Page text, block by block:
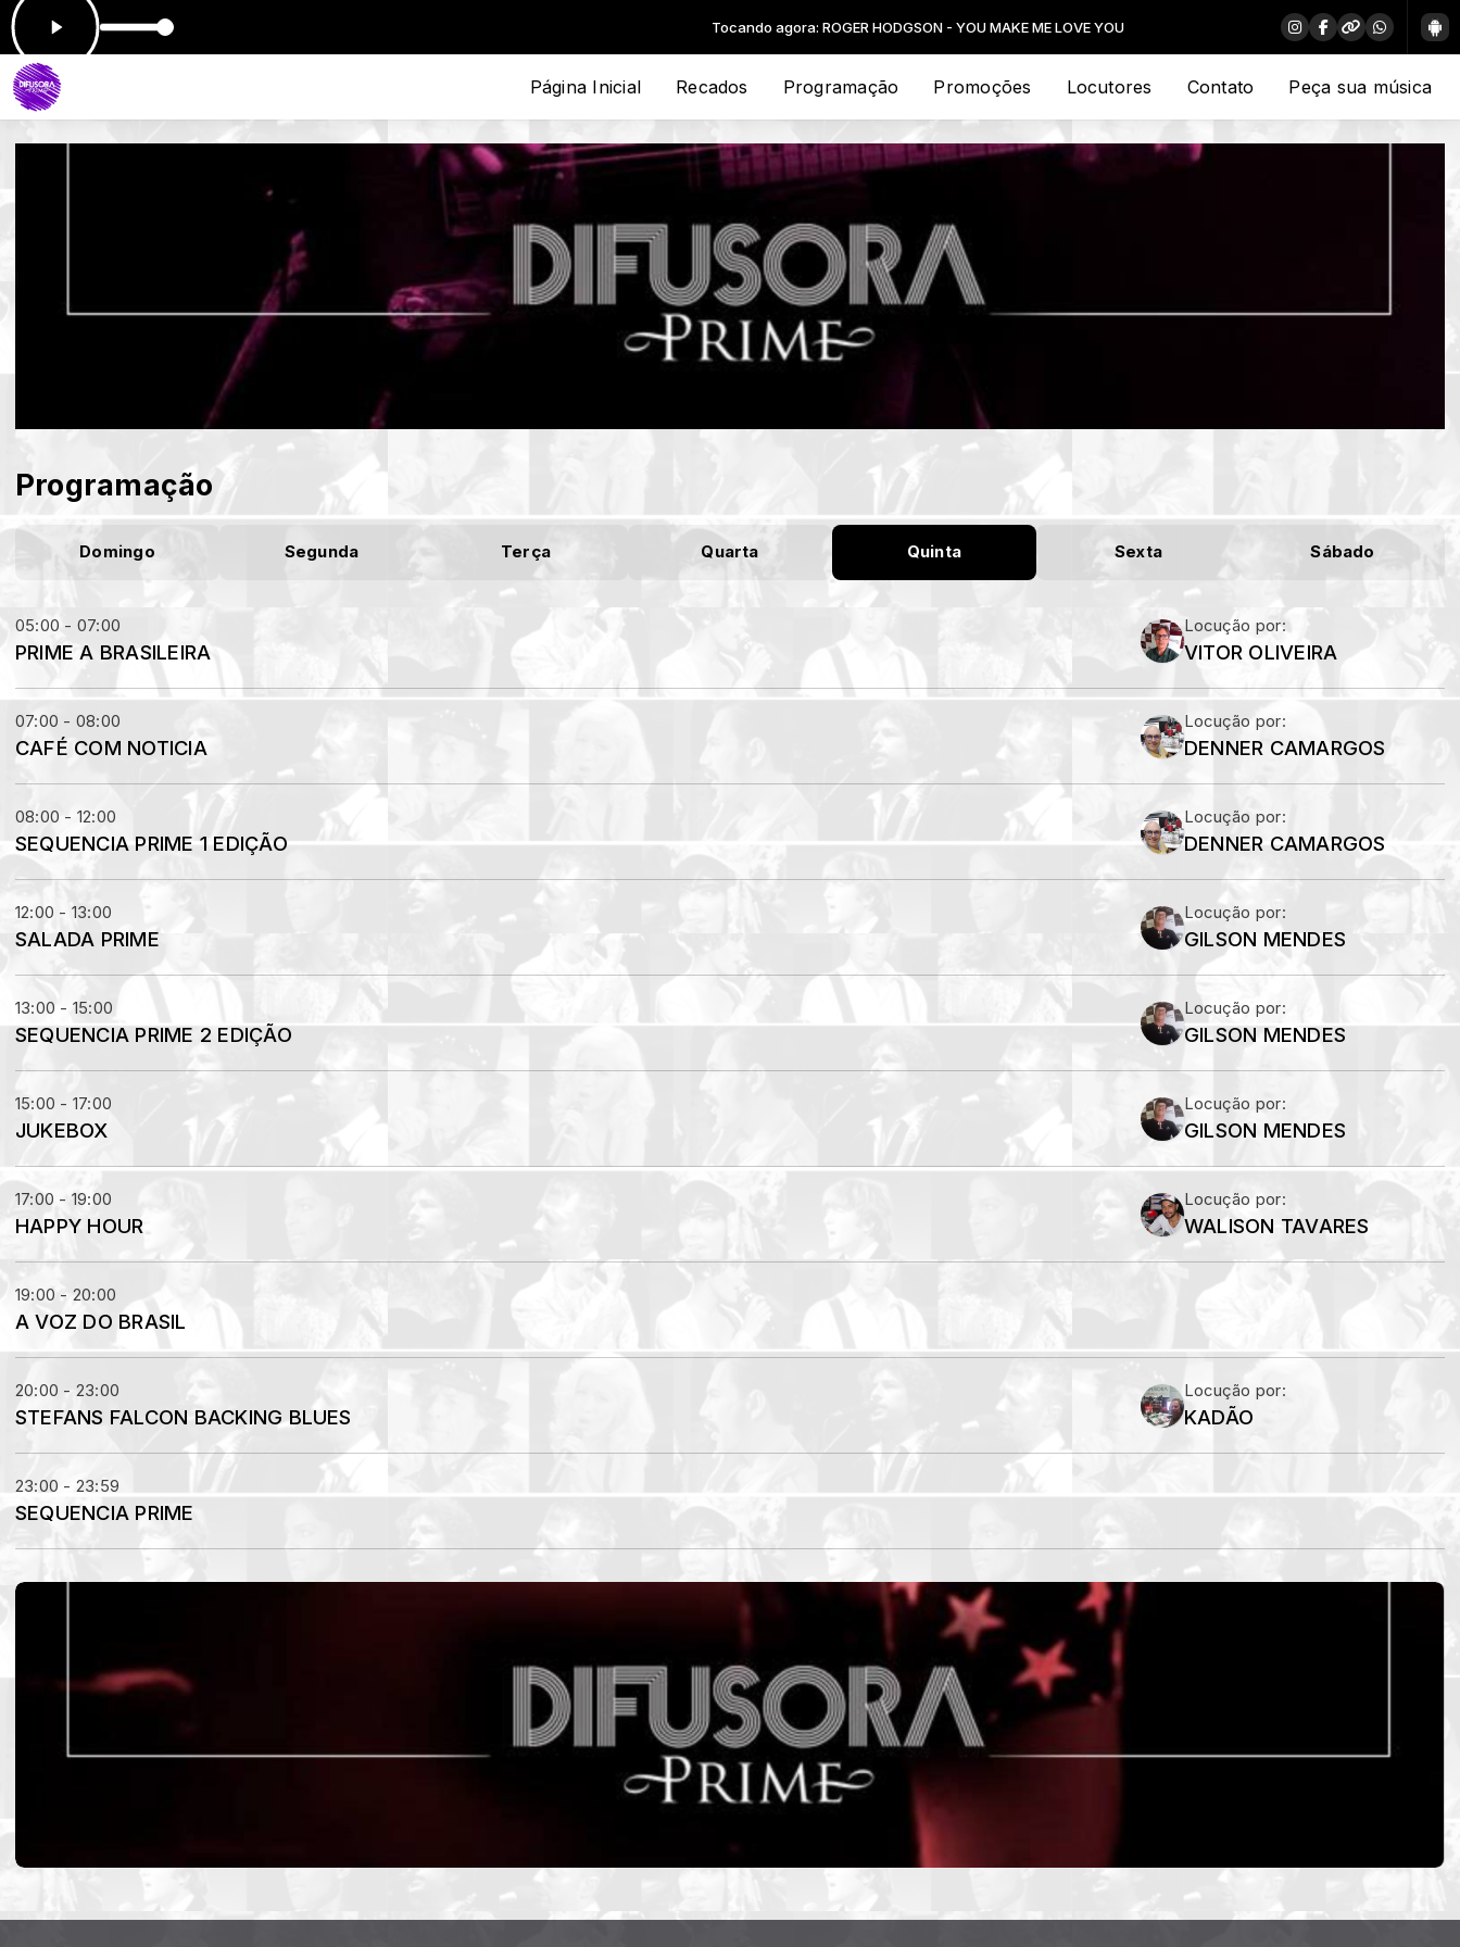
Tocando agora: ROGER HODGSON - YOU MAKE ME LOVE YOU
Página Inicial Recados Programação Promoções Locutores Contato Peça sua música
Programação
Domingo Segunda Terça Quarta Quinta Sexta Sábado
05:00 - 07:00
PRIME A BRASILEIRA
Locução por:
VITOR OLIVEIRA
07:00 - 08:00
CAFÉ COM NOTICIA
Locução por:
DENNER CAMARGOS
08:00 - 12:00
SEQUENCIA PRIME 1 EDIÇÃO
Locução por:
DENNER CAMARGOS
12:00 - 13:00
SALADA PRIME
Locução por:
GILSON MENDES
13:00 - 15:00
SEQUENCIA PRIME 2 EDIÇÃO
Locução por:
GILSON MENDES
15:00 - 17:00
JUKEBOX
Locução por:
GILSON MENDES
17:00 - 19:00
HAPPY HOUR
Locução por:
WALISON TAVARES
19:00 - 20:00
A VOZ DO BRASIL
20:00 - 23:00
STEFANS FALCON BACKING BLUES
Locução por:
KADÃO
23:00 - 23:59
SEQUENCIA PRIME